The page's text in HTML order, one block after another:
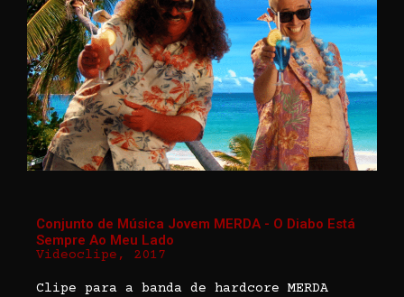
Conjunto de Música Jovem MERDA - O Diabo Está
Sempre Ao Meu Lado
Videoclipe, 2017
Clipe para a banda de hardcore MERDA